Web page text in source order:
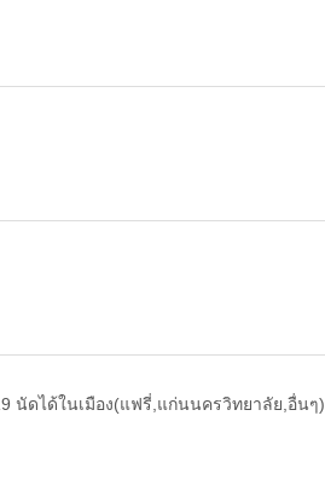
นัดได้ในเมือง(แฟรี่,แก่นนครวิทยาลัย,อื่นๆ)